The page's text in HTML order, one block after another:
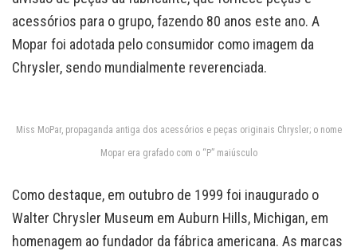
acessórios para o grupo, fazendo 80 anos este ano. A
Mopar foi adotada pelo consumidor como imagem da
Chrysler, sendo mundialmente reverenciada.
Miss MoPar, propaganda antiga dos acessórios e peças originais Chrysler; o nome
Mopar era grafado com o “P” maiúsculo
Como destaque, em outubro de 1999 foi inaugurado o
Walter Chrysler Museum em Auburn Hills, Michigan, em
homenagem ao fundador da fábrica americana. As marcas